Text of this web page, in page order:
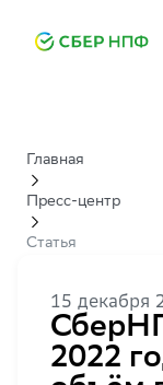
Главная
Пресс-центр
Статья
15 декабря
2022